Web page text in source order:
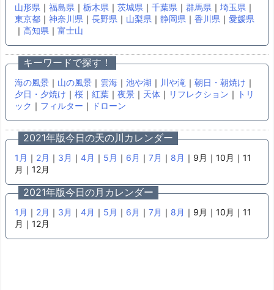
山形県 ｜ 福島県 ｜ 栃木県 ｜ 茨城県 ｜ 千葉県 ｜ 群馬県 ｜ 埼玉県 ｜
東京都 ｜ 神奈川県 ｜ 長野県 ｜ 山梨県 ｜ 静岡県 ｜ 香川県 ｜ 愛媛県
｜ 高知県 ｜ 富士山
キーワードで探す！
海の風景 ｜ 山の風景 ｜ 雲海 ｜ 池や湖 ｜ 川や滝 ｜ 朝日・朝焼け ｜
夕日・夕焼け ｜ 桜 ｜ 紅葉 ｜ 夜景 ｜ 天体 ｜ リフレクション ｜
トリ
ック ｜ フィルター ｜ ドローン
2021年版今日の天の川カレンダー
1月 ｜ 2月 ｜ 3月 ｜ 4月 ｜ 5月 ｜ 6月 ｜ 7月 ｜ 8月 ｜9月｜10月｜11
月｜12月
2021年版今日の月カレンダー
1月 ｜ 2月 ｜ 3月 ｜ 4月 ｜ 5月 ｜ 6月 ｜ 7月 ｜ 8月 ｜9月｜10月｜11
月｜12月